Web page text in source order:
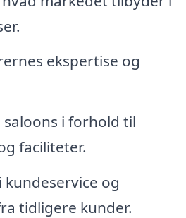
ekspertise og
saloons i forhold til
faciliteter.
kundeservice og
tidligere kunder.